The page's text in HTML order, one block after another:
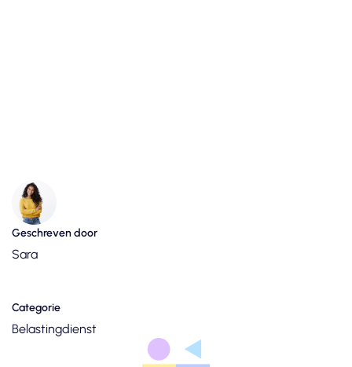
Geschreven door
Sara
Categorie
Belastingdienst